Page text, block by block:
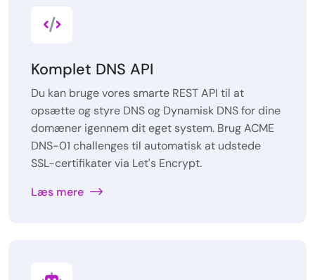
Komplet DNS API
Du kan bruge vores smarte REST API til at
opsætte og styre DNS og Dynamisk DNS for dine
domæner igennem dit eget system. Brug ACME
DNS-01 challenges til automatisk at udstede
SSL-certifikater via Let's Encrypt.
Læs mere